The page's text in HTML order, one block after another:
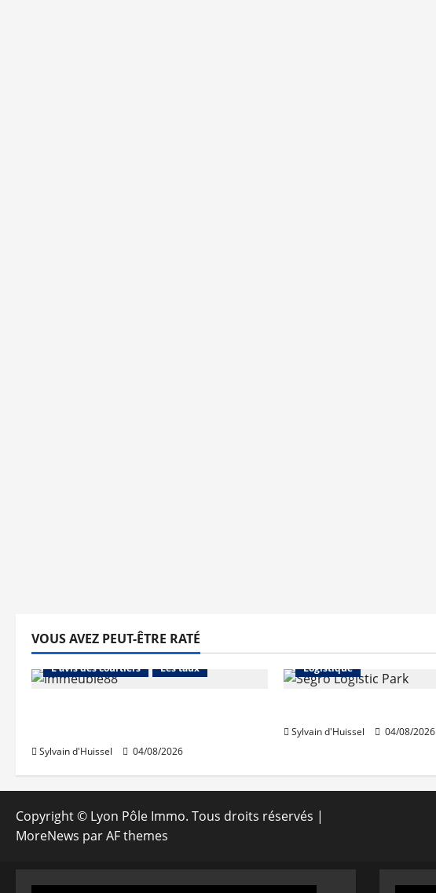
VOUS AVEZ PEUT-ÊTRE RATÉ
Abonnés
Financement
L'avis des courtiers
Les taux
Sylvain d'Huissel 04/08/2026
Logistique
Sylvain d'Huissel 04/08/2026
Copyright © Lyon Pôle Immo. Tous droits réservés |
MoreNews par AF themes